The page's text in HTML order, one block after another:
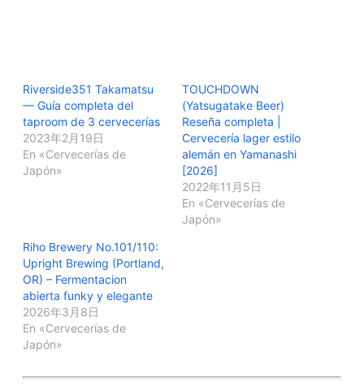
Riverside351 Takamatsu
— Guía completa del
taproom de 3 cervecerías
2023年2月19日
En «Cervecerías de
Japón»
TOUCHDOWN
(Yatsugatake Beer)
Reseña completa |
Cervecería lager estilo
alemán en Yamanashi
[2026]
2022年11月5日
En «Cervecerías de
Japón»
Riho Brewery No.101/110:
Upright Brewing (Portland,
OR) – Fermentacion
abierta funky y elegante
2026年3月8日
En «Cervecerías de
Japón»